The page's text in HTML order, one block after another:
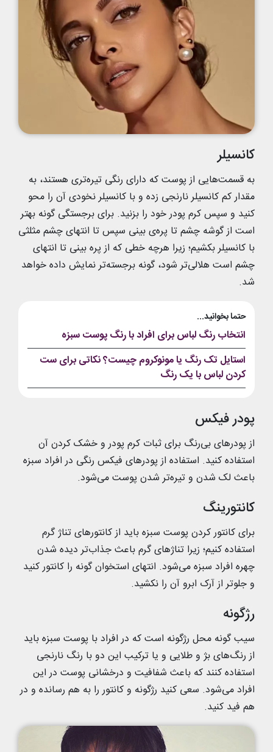
کانسیلر
به قسمت‌هایی از پوست که دارای رنگی تیره‌تری هستند، به
مقدار کم کانسیلر نارنجی زده و با کانسیلر نخودی آن را محو
کنید و سپس کرم پودر خود را بزنید. برای برجستگی گونه بهتر
است از گوشه چشم تا پره‌ی بینی سپس تا انتهای چشم مثلثی
با کانسیلر بکشیم؛ زیرا هرچه خطی که از پره بینی تا انتهای
چشم است هلالی‌تر شود، گونه برجسته‌تر نمایش داده خواهد
شد.
حتما بخوانید...
انتخاب رنگ لباس برای افراد با رنگ پوست سبزه
استایل تک رنگ یا مونوکروم چیست؟ نکاتی برای ست
کردن لباس با یک رنگ
پودر فیکس
از پودرهای بی‌رنگ برای ثبات کرم پودر و خشک کردن آن
استفاده کنید. استفاده از پودرهای فیکس رنگی در افراد سبزه
باعث لک شدن و تیره‌تر شدن پوست می‌شود.
کانتورینگ
برای کانتور کردن پوست سبزه باید از کانتورهای تناژ گرم
استفاده ‌کنیم؛ زیرا تناژهای گرم باعث جذاب‌تر دیده شدن
چهره افراد سبزه می‌شود. انتهای استخوان گونه را کانتور کنید
و جلوتر از آرک ابرو آن را نکشید.
رژگونه
سیب گونه محل رژگونه است که در افراد با پوست سبزه باید
از رنگ‌های بژ و طلایی و یا ترکیب این دو با رنگ نارنجی
استفاده کنند که باعث شفافیت و درخشانی پوست در این
افراد می‌شود. سعی کنید رژگونه و کانتور را به هم رسانده و در
هم فید کنید.